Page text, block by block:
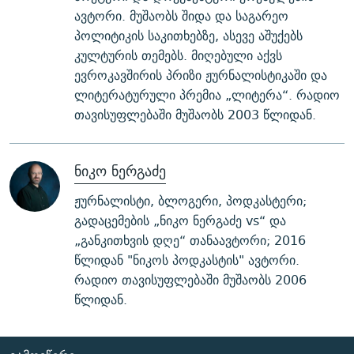
ავტორი. მუშაობს შიდა და საგარეო
პოლიტიკის საკითხებზე, ასევე აშუქებს
კულტურის თემებს. მიღებული აქვს
ევროკავშირის პრიზი ჟურნალისტიკაში და
ლიტერატურული პრემია „ლიტერა“. რადიო
თავისუფლებაში მუშაობს 2003 წლიდან.
ნიკო ნერგაძე
ჟურნალისტი, ბლოგერი, პოდკასტერი;
გადაცემების „ნიკო ნერგაძე vs“ და
„განკითხვის დღე“ თანაავტორი; 2016
წლიდან "ნიკოს პოდკასტის" ავტორი.
რადიო თავისუფლებაში მუშაობს 2006
წლიდან.